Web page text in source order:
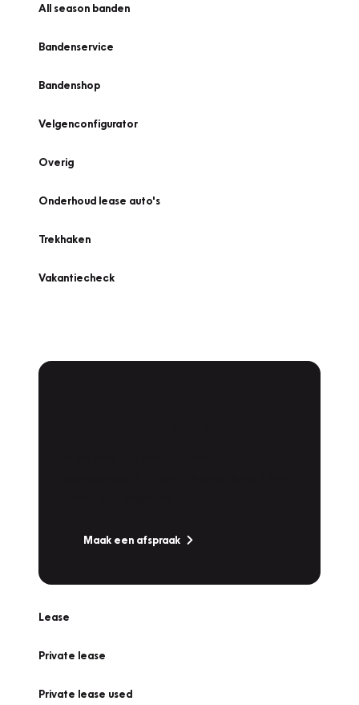
All season banden
Bandenservice
Bandenshop
Velgenconfigurator
Overig
Onderhoud lease auto's
Trekhaken
Vakantiecheck
Maak een afspraak
Lease
Private lease
Private lease used